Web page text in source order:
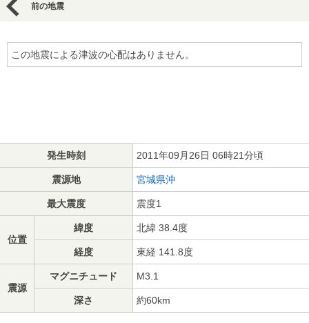
前の地震
この地震による津波の心配はありません。
発生時刻 2011年09月26日 06時21分頃
震源地 宮城県沖
最大震度 震度1
位置
緯度 北緯 38.4度
経度 東経 141.8度
震源
マグニチュード M3.1
深さ 約60km